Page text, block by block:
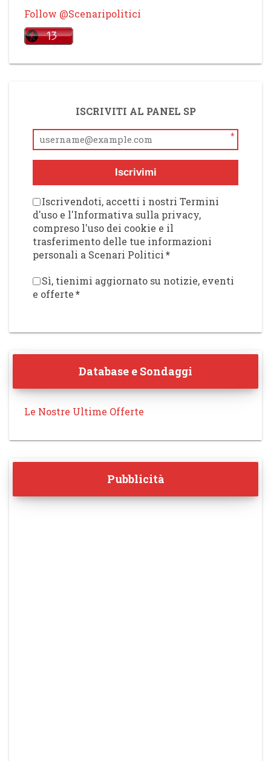
Follow @Scenaripolitici
ISCRIVITI AL PANEL SP
*
Iscrivimi
Iscrivendoti, accetti i nostri Termini
d'uso e l'Informativa sulla privacy,
compreso l'uso dei cookie e il
trasferimento delle tue informazioni
personali a Scenari Politici*
Sì, tienimi aggiornato su notizie, eventi
e offerte*
Database e Sondaggi
Le Nostre Ultime Offerte
Pubblicità